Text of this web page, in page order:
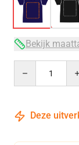
Bekijk
Deze